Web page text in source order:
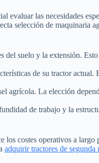
evaluar las necesidades
selección de maquinaria
del suelo y la extensión.
de su tractor
agrícola. La elección
de trabajo y la
costes operativos a largo
adquirir tractores de segunda